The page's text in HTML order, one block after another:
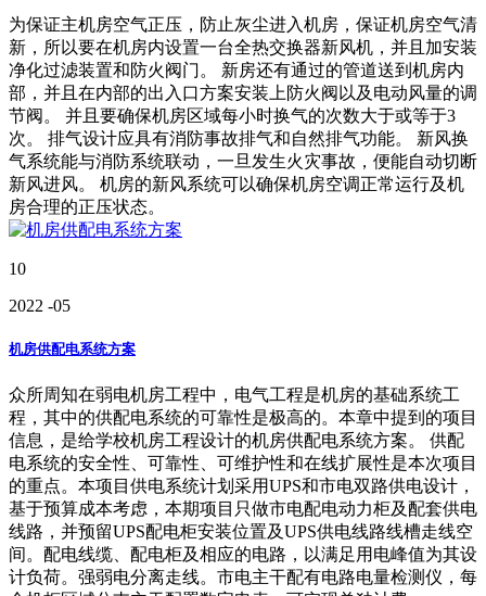
为保证主机房空气正压，防止灰尘进入机房，保证机房空气清
新，所以要在机房内设置一台全热交换器新风机，并且加安装
净化过滤装置和防火阀门。 新房还有通过的管道送到机房内
部，并且在内部的出入口方案安装上防火阀以及电动风量的调
节阀。 并且要确保机房区域每小时换气的次数大于或等于3
次。 排气设计应具有消防事故排气和自然排气功能。 新风换
气系统能与消防系统联动，一旦发生火灾事故，便能自动切断
新风进风。 机房的新风系统可以确保机房空调正常运行及机
房合理的正压状态。
10
2022 -05
机房供配电系统方案
众所周知在弱电机房工程中，电气工程是机房的基础系统工
程，其中的供配电系统的可靠性是极高的。本章中提到的项目
信息，是给学校机房工程设计的机房供配电系统方案。 供配
电系统的安全性、可靠性、可维护性和在线扩展性是本次项目
的重点。本项目供电系统计划采用UPS和市电双路供电设计，
基于预算成本考虑，本期项目只做市电配电动力柜及配套供电
线路，并预留UPS配电柜安装位置及UPS供电线路线槽走线空
间。配电线缆、配电柜及相应的电路，以满足用电峰值为其设
计负荷。强弱电分离走线。市电主干配有电路电量检测仪，每